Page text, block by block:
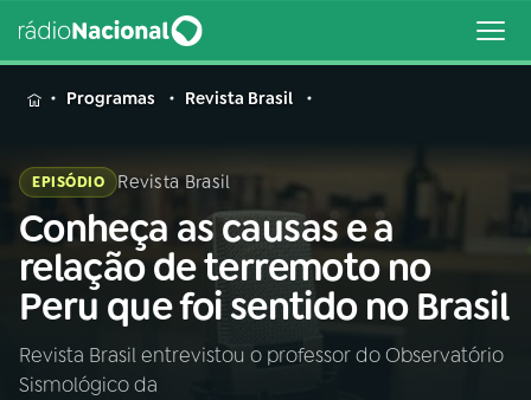
MENU
Buscar
na
Rádio
Nacional
Buscar
AO VIVO
Programas Revista Brasil
EPISÓDIO Revista Brasil
Conheça as causas e a
relação de terremoto no
Peru que foi sentido no Brasil
Revista Brasil entrevistou o professor do Observatório
Sismológico da